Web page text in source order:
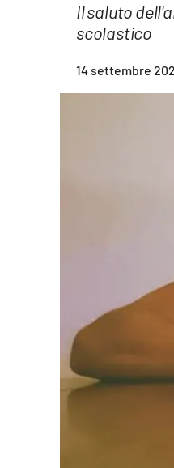
Il saluto
scolastico
14 settembre